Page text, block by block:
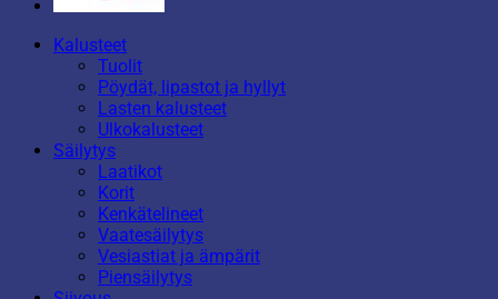
Kalusteet
Tuolit
Pöydät, lipastot ja hyllyt
Lasten kalusteet
Ulkokalusteet
Säilytys
Laatikot
Korit
Kenkätelineet
Vaatesäilytys
Vesiastiat ja ämpärit
Piensäilytys